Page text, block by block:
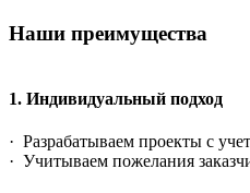
Наши преимущества
1. Индивидуальный подход
· Разрабатываем проекты с
· Учитываем пожелания